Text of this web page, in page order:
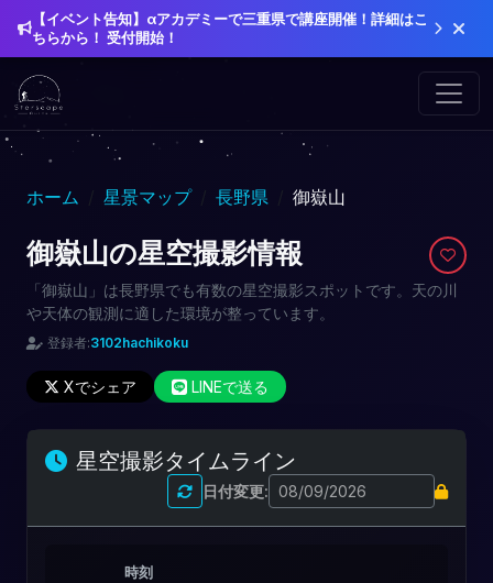
【イベント告知】αアカデミーで三重県で講座開催！詳細はこ
ちらから！ 受付開始！
ホーム 星景マップ 長野県 御嶽山
御嶽山の星空撮影情報
「御嶽山」は長野県でも有数の星空撮影スポットです。天の川
や天体の観測に適した環境が整っています。
登録者:3102hachikoku
Xでシェア LINEで送る
星空撮影タイムライン
日付変更:
時刻